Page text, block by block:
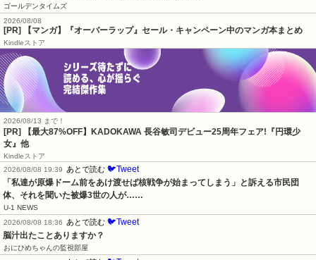
ゴールデンタイムズ
2026/08/08
[PR] 【マンガ】『オーバーラップ』セール・キャンペーン中のマンガ本まとめ
Kindleストア
2026/08/13 まで！
[PR] 【最大87%OFF】KADOKAWA 長谷敏司デビュー25周年フェア!『円環少
女』他
Kindleストア
2026/08/08 19:39
あとで読む 🐦Tweet
「私達が原爆ドーム前をあけ渡せば核戦争が始まってしまう」と訴える市民団
体、それを聞いた被爆3世の人が……
U-1 NEWS
2026/08/08 18:36
あとで読む 🐦Tweet
脳汁出たことありますか？
おにひめちゃんの監視部屋